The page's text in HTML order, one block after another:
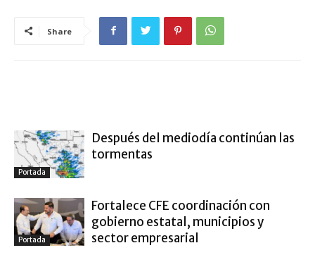
Share
Portada
Después del mediodía continúan las
tormentas
Portada
Fortalece CFE coordinación con
gobierno estatal, municipios y
sector empresarial